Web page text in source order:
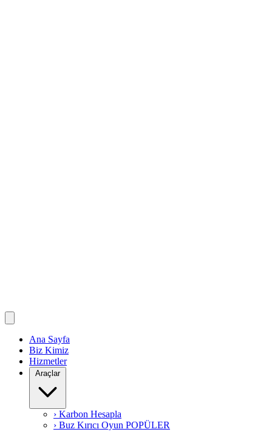
Ana Sayfa
Biz Kimiz
Hizmetler
Araçlar
› Karbon Hesapla
› Buz Kırıcı Oyun POPÜLER